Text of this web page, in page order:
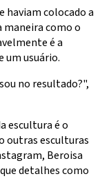
haviam colocado a
como o
é a
um usuário.
no resultado?",
escultura é o
outras esculturas
Beroisa
detalhes como